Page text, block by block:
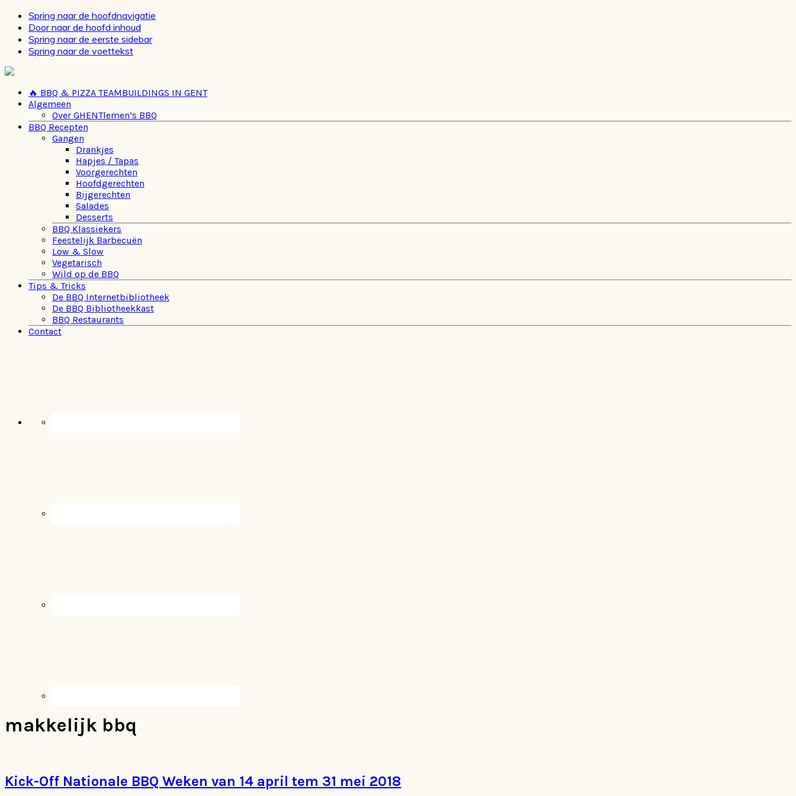
Spring naar de hoofdnavigatie
Door naar de hoofd inhoud
Spring naar de eerste sidebar
Spring naar de voettekst
🔥 BBQ & PIZZA TEAMBUILDINGS IN GENT
Algemeen
Over GHENTlemen’s BBQ
BBQ Recepten
Gangen
Drankjes
Hapjes / Tapas
Voorgerechten
Hoofdgerechten
Bijgerechten
Salades
Desserts
BBQ Klassiekers
Feestelijk Barbecuën
Low & Slow
Vegetarisch
Wild op de BBQ
Tips & Tricks
De BBQ Internetbibliotheek
De BBQ Bibliotheekkast
BBQ Restaurants
Contact
makkelijk bbq
Kick-Off Nationale BBQ Weken van 14 april tem 31 mei 2018